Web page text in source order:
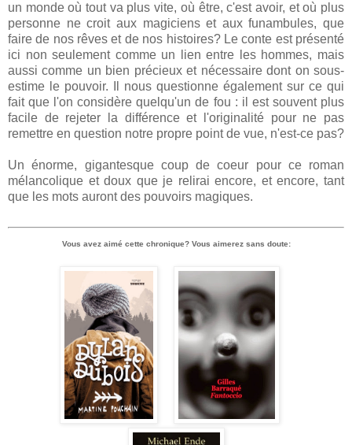
un monde où tout va plus vite, où être, c'est avoir, et où plus
personne ne croit aux magiciens et aux funambules, que
faire de nos rêves et de nos histoires? Le conte est présenté
ici non seulement comme un lien entre les hommes, mais
aussi comme un bien précieux et nécessaire dont on sous-
estime le pouvoir. Il nous questionne également sur ce qui
fait que l'on considère quelqu'un de fou : il est souvent plus
facile de rejeter la différence et l'originalité pour ne pas
remettre en question notre propre point de vue, n'est-ce pas?
Un énorme, gigantesque coup de coeur pour ce roman
mélancolique et doux que je relirai encore, et encore, tant
que les mots auront des pouvoirs magiques.
Vous avez aimé cette chronique? Vous aimerez sans doute: